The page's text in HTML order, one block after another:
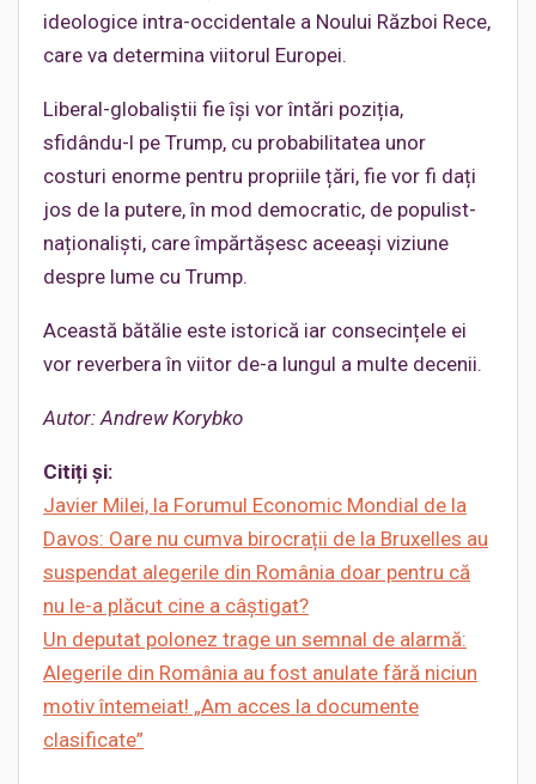
ideologice intra-occidentale a Noului Război Rece,
care va determina viitorul Europei.
Liberal-globaliștii fie își vor întări poziția,
sfidându-l pe Trump, cu probabilitatea unor
costuri enorme pentru propriile țări, fie vor fi dați
jos de la putere, în mod democratic, de populist-
naționaliști, care împărtășesc aceeași viziune
despre lume cu Trump.
Această bătălie este istorică iar consecințele ei
vor reverbera în viitor de-a lungul a multe decenii.
Autor: Andrew Korybko
Citiți și:
Javier Milei, la Forumul Economic Mondial de la
Davos: Oare nu cumva birocrații de la Bruxelles au
suspendat alegerile din România doar pentru că
nu le-a plăcut cine a câștigat?
Un deputat polonez trage un semnal de alarmă:
Alegerile din România au fost anulate fără niciun
motiv întemeiat! „Am acces la documente
clasificate”